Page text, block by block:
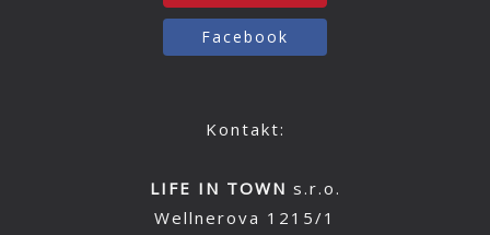
Facebook
Kontakt:
LIFE IN TOWN s.r.o.
Wellnerova 1215/1